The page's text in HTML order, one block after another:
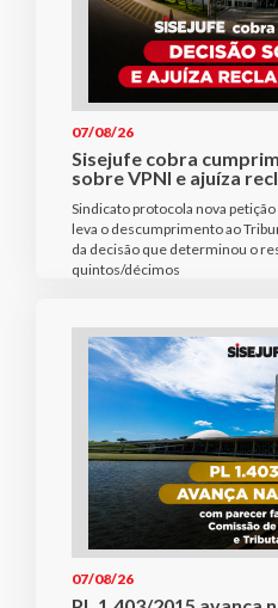
07/08/26
Sisejufe cobra
sobre VPNI e ajuíza
Sindicato protocola nova
leva o descumprimento ao
da decisão que determinou o
quintos/décimos
07/08/26